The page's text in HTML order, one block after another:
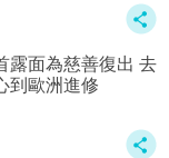
面為慈善復出 去
到歐洲進修